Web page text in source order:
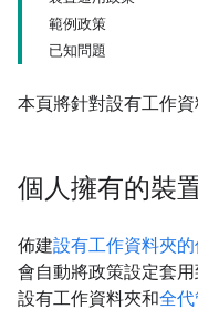
範例政策
已知問題
本頁將針對設有工作資
個人擁有的裝
佈建設有工作資料夾
會自動將政策設定套
設有工作資料夾和全